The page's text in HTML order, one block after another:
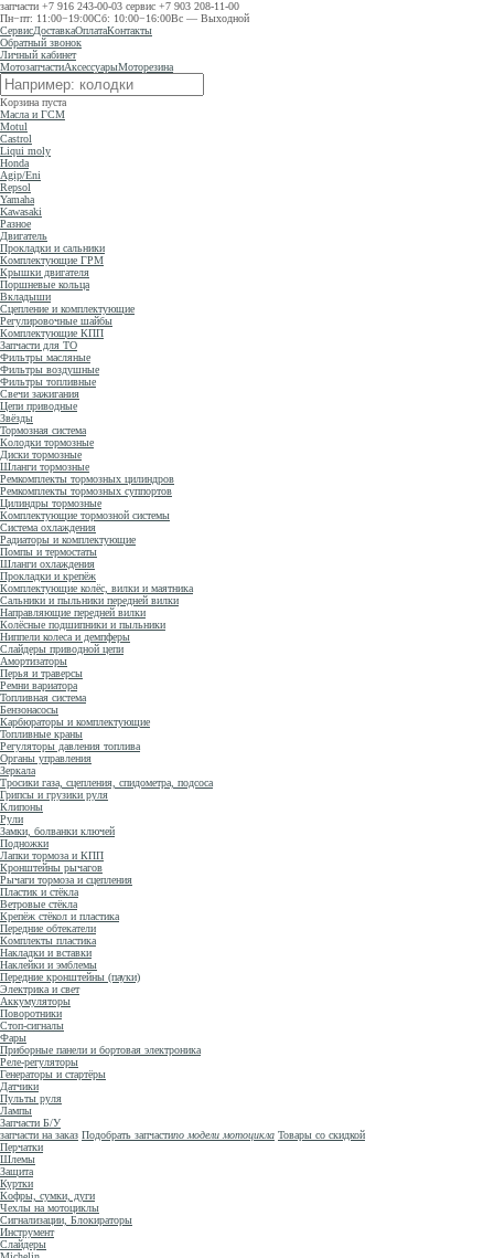
запчасти +7 916 243-00-03 сервис +7 903 208-11-00
Пн−пт: 11:00−19:00Сб: 10:00−16:00Вс — Выходной
СервисДоставкаОплатаКонтакты
Обратный звонок
Личный кабинет
МотозапчастиАксессуарыМоторезина
Корзина пуста
Масла и ГСМ
Motul
Castrol
Liqui moly
Honda
Agip/Eni
Repsol
Yamaha
Kawasaki
Разное
Двигатель
Прокладки и сальники
Комплектующие ГРМ
Крышки двигателя
Поршневые кольца
Вкладыши
Сцепление и комплектующие
Регулировочные шайбы
Комплектующие КПП
Запчасти для ТО
Фильтры масляные
Фильтры воздушные
Фильтры топливные
Свечи зажигания
Цепи приводные
Звёзды
Тормозная система
Колодки тормозные
Диски тормозные
Шланги тормозные
Ремкомплекты тормозных цилиндров
Ремкомплекты тормозных суппортов
Цилиндры тормозные
Комплектующие тормозной системы
Система охлаждения
Радиаторы и комплектующие
Помпы и термостаты
Шланги охлаждения
Прокладки и крепёж
Комплектующие колёс, вилки и маятника
Сальники и пыльники передней вилки
Направляющие передней вилки
Колёсные подшипники и пыльники
Ниппели колеса и демпферы
Слайдеры приводной цепи
Амортизаторы
Перья и траверсы
Ремни вариатора
Топливная система
Бензонасосы
Карбюраторы и комплектующие
Топливные краны
Регуляторы давления топлива
Органы управления
Зеркала
Тросики газа, сцепления, спидометра, подсоса
Грипсы и грузики руля
Клипоны
Рули
Замки, болванки ключей
Подножки
Лапки тормоза и КПП
Кронштейны рычагов
Рычаги тормоза и сцепления
Пластик и стёкла
Ветровые стёкла
Крепёж стёкол и пластика
Передние обтекатели
Комплекты пластика
Накладки и вставки
Наклейки и эмблемы
Передние кронштейны (пауки)
Электрика и свет
Аккумуляторы
Поворотники
Стоп-сигналы
Фары
Приборные панели и бортовая электроника
Реле-регуляторы
Генераторы и стартёры
Датчики
Пульты руля
Лампы
Запчасти Б/У
запчасти на заказ Подобрать запчастипо модели мотоцикла Товары со скидкой
Перчатки
Шлемы
Защита
Куртки
Кофры, сумки, дуги
Чехлы на мотоциклы
Сигнализации, Блокираторы
Инструмент
Слайдеры